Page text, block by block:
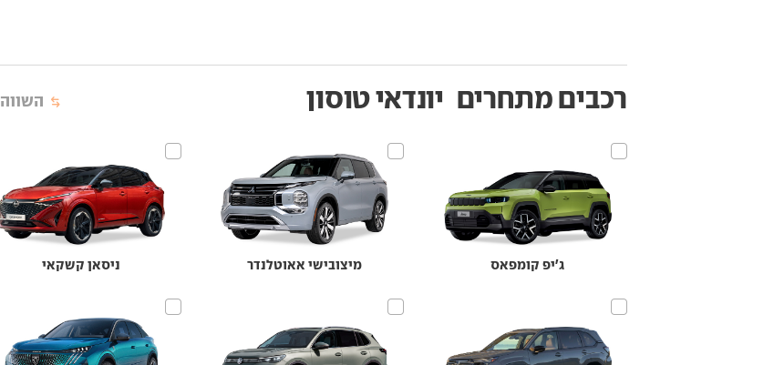
רכבים מתחרים יונדאי טוסון השווה
ג'יפ קומפאס מיצובישי אאוטלנדר ניסאן קשקאי